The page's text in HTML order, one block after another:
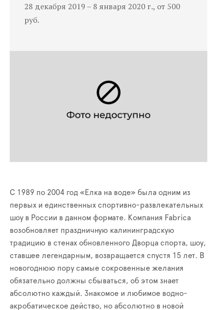
28 декабря 2019 – 8 января 2020 г., от 500
руб.
С 1989 по 2004 год «Елка на воде» была одним из
первых и единственных спортивно-развлекательных
шоу в России в данном формате. Компания Fabrica
возобновляет праздничную калининградскую
традицию в стенах обновленного Дворца спорта, шоу,
ставшее легендарным, возвращается спустя 15 лет. В
новогоднюю пору самые сокровенные желания
обязательно должны сбываться, об этом знает
абсолютно каждый. Знакомое и любимое водно-
акробатическое действо, но абсолютно в новой